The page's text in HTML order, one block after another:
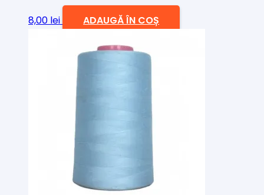
8,00 lei ADAUGĂ ÎN COȘ